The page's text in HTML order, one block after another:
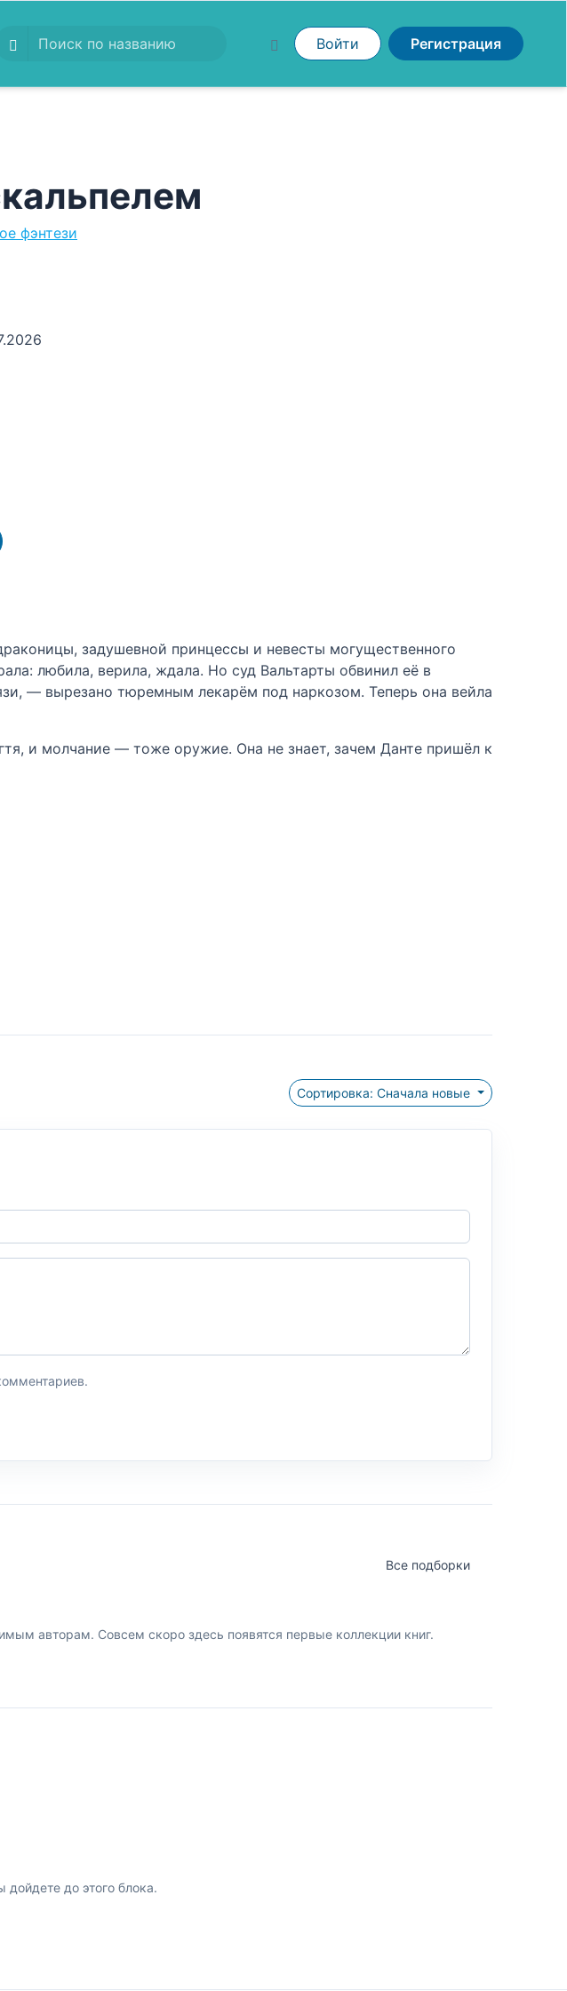
Войти Регистрация
фэнтези
задушевной принцессы и невесты могущественного
любила, верила, ждала. Но суд Вальтарты обвинил её в
— вырезано тюремным лекарём под наркозом. Теперь она вейла
и молчание — тоже оружие. Она не знает, зачем Данте пришёл к
Сортировка: Сначала новые
Все подборки
авторам. Совсем скоро здесь появятся первые коллекции книг.
дойдете до этого блока.